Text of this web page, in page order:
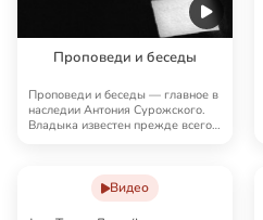
Проповеди и беседы
Проповеди и беседы — главное в
наследии Антония Сурожского.
Владыка известен прежде всего
Видео